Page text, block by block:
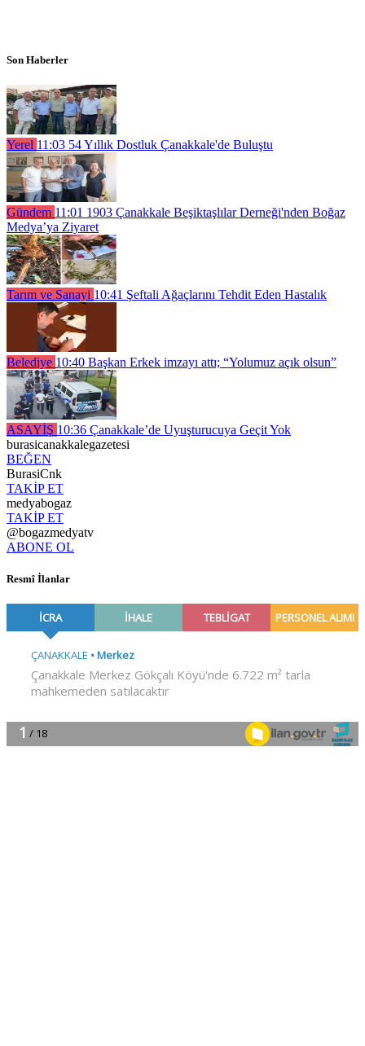
Son Haberler
Yerel 11:03 54 Yıllık Dostluk Çanakkale'de Buluştu
Gündem 11:01 1903 Çanakkale Beşiktaşlılar Derneği'nden Boğaz
Medya’ya Ziyaret
Tarım ve Sanayi 10:41 Şeftali Ağaçlarını Tehdit Eden Hastalık
Belediye 10:40 Başkan Erkek imzayı attı; “Yolumuz açık olsun”
ASAYİŞ 10:36 Çanakkale’de Uyuşturucuya Geçit Yok
burasicanakkalegazetesi
BEĞEN
BurasiCnk
TAKİP ET
medyabogaz
TAKİP ET
@bogazmedyatv
ABONE OL
Resmî İlanlar